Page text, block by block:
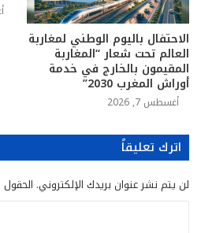
الاحتفال باليوم الوطني لمغاربة
العالم تحت شعار “المغاربة
المقيمون بالخارج في خدمة
أوراش المغرب 2030”
أغسطس 7, 2026
اترك تعليقاً
لن يتم نشر عنوان بريدك الإلكتروني. الحقول